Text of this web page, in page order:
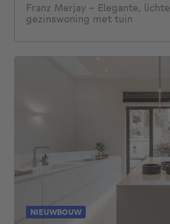
Franz Merjay - Elegante, lichte
gezinswoning met tuin
NIEUWBOUW